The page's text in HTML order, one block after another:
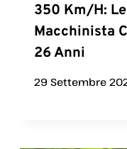
350 Km/h:
Macchinista
26 Anni
29 Settembre